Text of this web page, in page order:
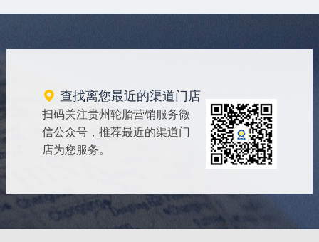
 查找离您最近的渠道门店
扫码关注贵州轮胎营销服务微
信公众号，推荐最近的渠道门
店为您服务。